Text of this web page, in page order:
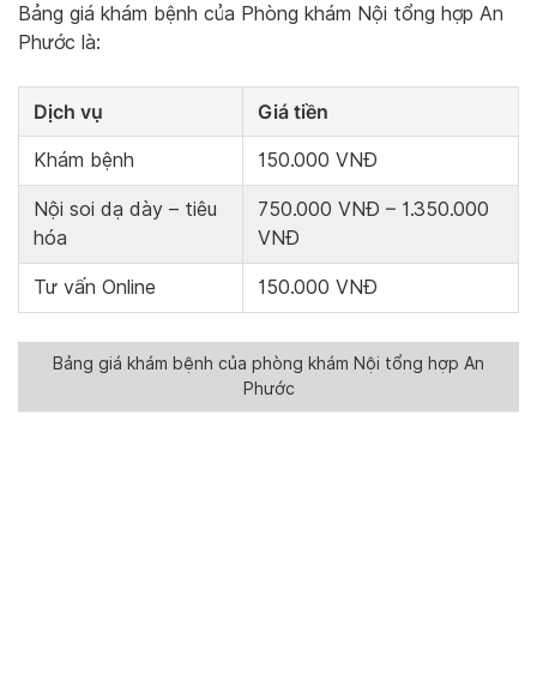
Bảng giá khám bệnh của Phòng khám Nội tổng hợp An
Phước là:
Dịch vụ Giá tiền
Khám bệnh 150.000 VNĐ
Nội soi dạ dày – tiêu
hóa
750.000 VNĐ – 1.350.000
VNĐ
Tư vấn Online 150.000 VNĐ
Bảng giá khám bệnh của phòng khám Nội tổng hợp An
Phước